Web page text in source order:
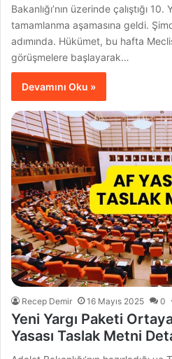
Bakanlığı’nın üzerinde çalıştığı 10.
tamamlanma aşamasına geldi.
adımında. Hükümet, bu hafta
görüşmelere başlayarak…
Devamını Oku »
Recep Demir 16 Mayıs 2025 0
Yeni Yargı Paketi
Yasası Taslak Metni